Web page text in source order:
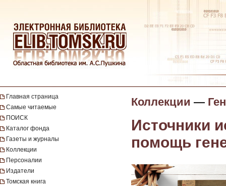
Главная страница
Самые читаемые
ПОИСК
Каталог фонда
Газеты и журналы
Коллекции
Персоналии
Издатели
Томская книга
Коллекции —
Источники
помощь